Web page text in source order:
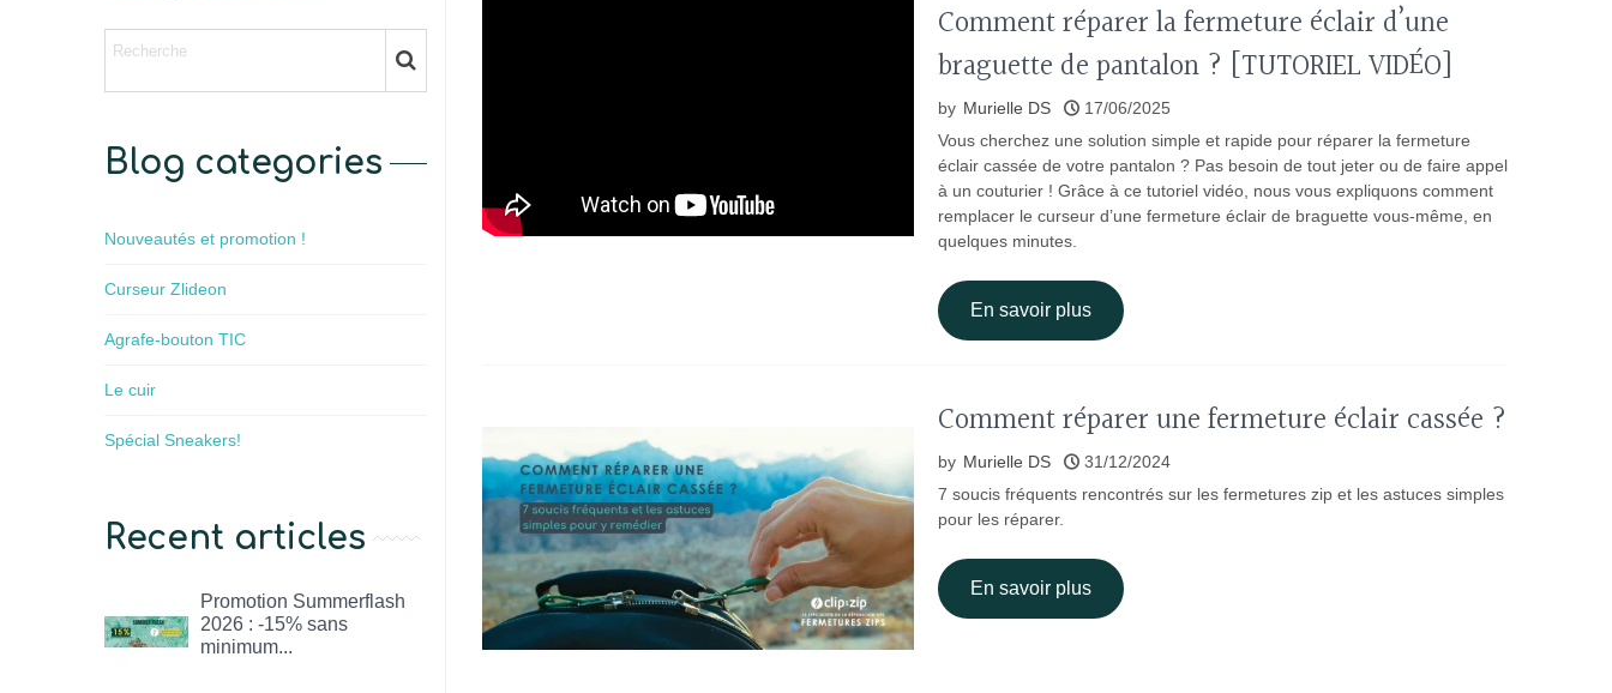
Blog categories
Nouveautés et promotion !
Curseur Zlideon
Agrafe-bouton TIC
Le cuir
Spécial Sneakers!
Recent articles
Promotion Summerflash
2026 : -15% sans
minimum...
Comment réparer la fermeture éclair d’une
braguette de pantalon ? [TUTORIEL VIDÉO]
by Murielle DS
17/06/2025
Vous cherchez une solution simple et rapide pour réparer la fermeture
éclair cassée de votre pantalon ? Pas besoin de tout jeter ou de faire appel
à un couturier ! Grâce à ce tutoriel vidéo, nous vous expliquons comment
remplacer le curseur d’une fermeture éclair de braguette vous-même, en
quelques minutes.
En savoir plus
Comment réparer une fermeture éclair cassée ?
by Murielle DS
31/12/2024
7 soucis fréquents rencontrés sur les fermetures zip et les astuces simples
pour les réparer.
En savoir plus